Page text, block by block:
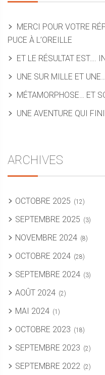
MERCI POUR VOTRE
PUCE À L’OREILLE
ET LE RÉSULTAT EST….
UNE SUR MILLE ET
MÉTAMORPHOSE… ET
UNE AVENTURE QUI
ARCHIVES
OCTOBRE 2025 (12)
SEPTEMBRE 2025 (3)
NOVEMBRE 2024 (8)
OCTOBRE 2024 (28)
SEPTEMBRE 2024 (3)
AOÛT 2024 (2)
MAI 2024 (1)
OCTOBRE 2023 (18)
SEPTEMBRE 2023 (2)
SEPTEMBRE 2022 (2)